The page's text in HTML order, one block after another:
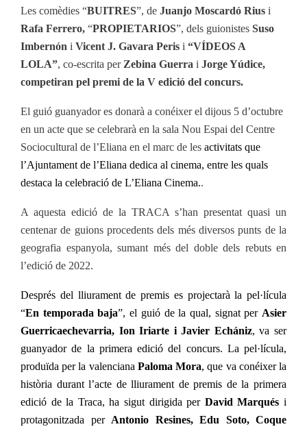
Les comèdies “BUITRES”, de Juanjo Moscardó Rius i
Rafa Ferrero, “PROPIETARIOS”, dels guionistes Suso
Imbernón i Vicent J. Gavara Peris i “VÍDEOS A
LOLA”, co-escrita per Zebina Guerra i Jorge Yúdice,
competiran pel premi de la V edició del concurs.
El guió guanyador es donarà a conéixer el dijous 5 d’octubre
en un acte que se celebrarà en la sala Nou Espai del Centre
Sociocultural de l’Eliana en el marc de les activitats que
l’Ajuntament de l’Eliana dedica al cinema, entre les quals
destaca la celebració de L’Eliana Cinema..
A aquesta edició de la TRACA s’han presentat quasi un
centenar de guions procedents dels més diversos punts de la
geografia espanyola, sumant més del doble dels rebuts en
l’edició de 2022.
Després del lliurament de premis es projectarà la pel·lícula
“En temporada baja”, el guió de la qual, signat per Asier
Guerricaechevarria, Ion Iriarte i Javier Echániz, va ser
guanyador de la primera edició del concurs. La pel·lícula,
produïda per la valenciana Paloma Mora, que va conéixer la
història durant l’acte de lliurament de premis de la primera
edició de la Traca, ha sigut dirigida per David Marqués i
protagonitzada per Antonio Resines, Edu Soto, Coque